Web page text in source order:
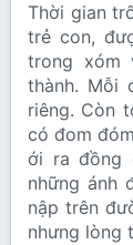
Thời gian
trẻ con,
trong xóm
thành. Mỗi
riêng. Còn
có đom
ới ra đồng
những ánh
nập trên
nhưng lòng